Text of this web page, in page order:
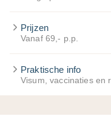
Prijzen
Vanaf 69,- p.p.
Praktische info
Visum, vaccinaties en